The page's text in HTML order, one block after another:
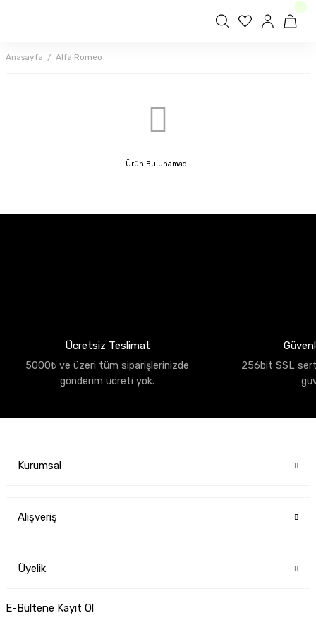
Anasayfa Alfa Romeo
Ürün Bulunamadı.
Ücretsiz Teslimat
5000₺ ve üzeri tüm siparişlerinizde
gönderim ücreti yok.
256bit SSL
Kurumsal
Alışveriş
Üyelik
E-Bültene Kayıt Ol